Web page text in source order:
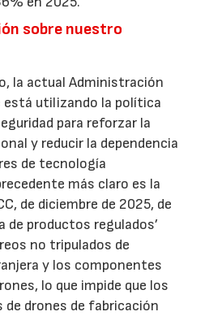
sobre nuestro
la actual Administración
está utilizando la política
para reforzar la
y reducir la dependencia
de tecnología
más claro es la
de diciembre de 2025, de
de productos regulados’
no tripulados de
y los componentes
lo que impide que los
de drones de fabricación